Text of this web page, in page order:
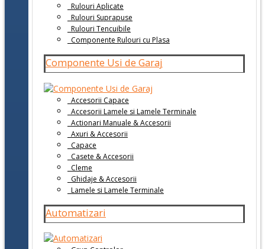
Rulouri Aplicate
Rulouri Suprapuse
Rulouri Tencuibile
Componente Rulouri cu Plasa
Componente Usi de Garaj
Accesorii Capace
Accesorii Lamele si Lamele Terminale
Actionari Manuale & Accesorii
Axuri & Accesorii
Capace
Casete & Accesorii
Cleme
Ghidaje & Accesorii
Lamele si Lamele Terminale
Automatizari